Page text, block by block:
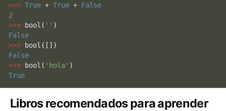
>>> True + True + False
2
>>>
bool ( ''
False
>>>
bool
False
>>>
bool ( 'hola'
True
Libros recomendados para aprender